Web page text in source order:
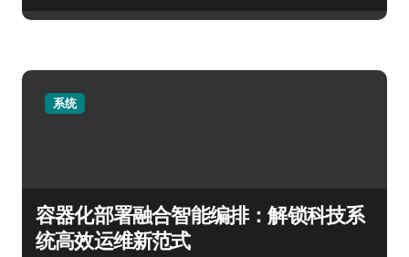
系统
容器化部署融合智能编排：解锁科技系
统高效运维新范式